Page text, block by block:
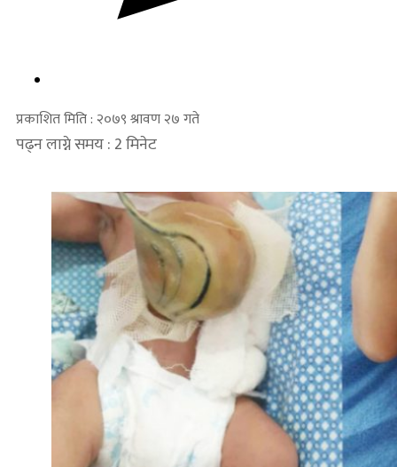
प्रकाशित मिति : २०७९ श्रावण २७ गते
पढ्न लाग्ने समय : 2 मिनेट